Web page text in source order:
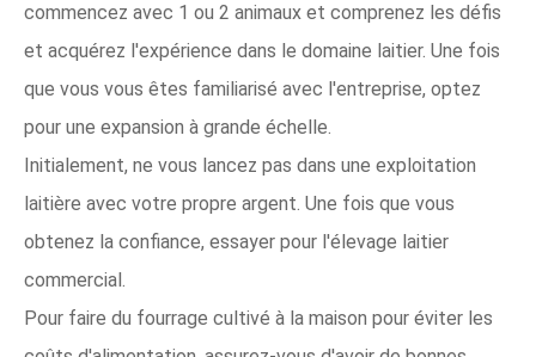
commencez avec 1 ou 2 animaux et comprenez les défis
et acquérez l'expérience dans le domaine laitier. Une fois
que vous vous êtes familiarisé avec l'entreprise, optez
pour une expansion à grande échelle.
Initialement, ne vous lancez pas dans une exploitation
laitière avec votre propre argent. Une fois que vous
obtenez la confiance, essayer pour l'élevage laitier
commercial.
Pour faire du fourrage cultivé à la maison pour éviter les